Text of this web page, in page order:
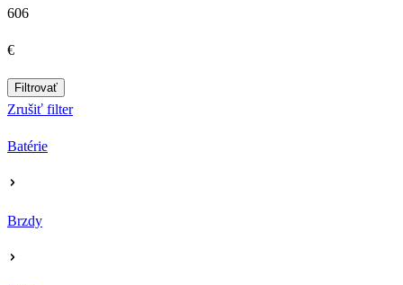
606
€
Filtrovať
Zrušiť filter
Batérie
Brzdy